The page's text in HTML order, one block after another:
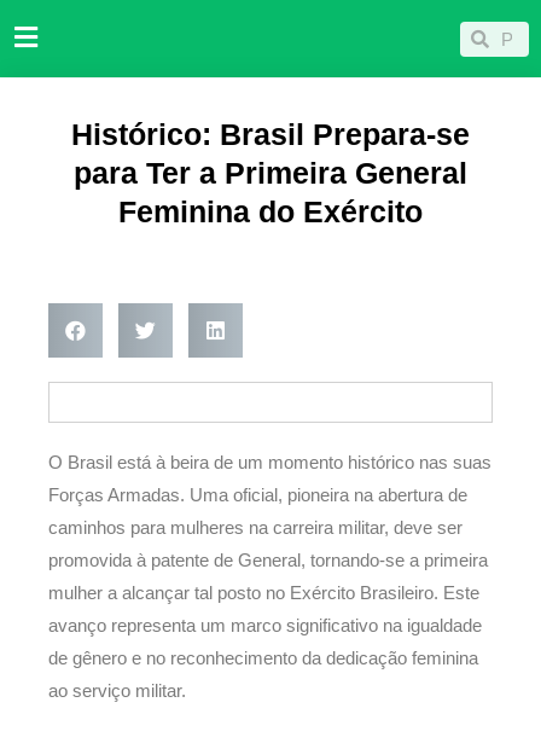
para
Pesquisar
Histórico: Brasil Prepara-se
para Ter a Primeira General
Feminina do Exército
O Brasil está à beira de um momento histórico nas suas
Forças Armadas. Uma oficial, pioneira na abertura de
caminhos para mulheres na carreira militar, deve ser
promovida à patente de General, tornando-se a primeira
mulher a alcançar tal posto no Exército Brasileiro. Este
avanço representa um marco significativo na igualdade
de gênero e no reconhecimento da dedicação feminina
ao serviço militar.